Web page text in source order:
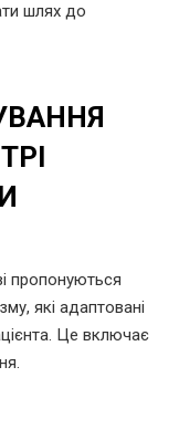
шлях до
пропонуються
які адаптовані
Це включає